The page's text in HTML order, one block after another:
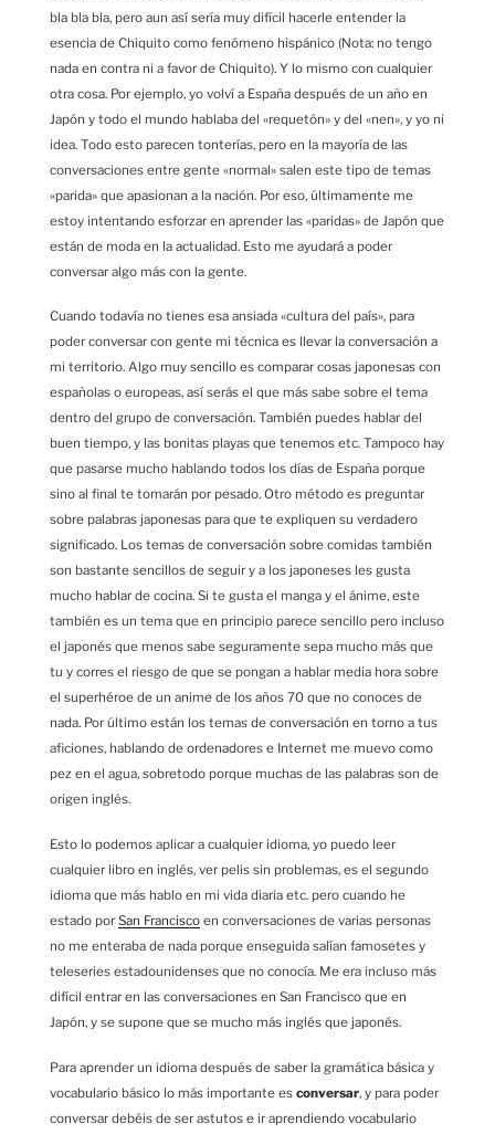
bla bla bla, pero aun así sería muy difícil hacerle entender la
esencia de Chiquito como fenómeno hispánico (Nota: no tengo
nada en contra ni a favor de Chiquito). Y lo mismo con cualquier
otra cosa. Por ejemplo, yo volví a España después de un año en
Japón y todo el mundo hablaba del «requetón» y del «nen», y yo ni
idea. Todo esto parecen tonterías, pero en la mayoría de las
conversaciones entre gente «normal» salen este tipo de temas
«parida» que apasionan a la nación. Por eso, últimamente me
estoy intentando esforzar en aprender las «paridas» de Japón que
están de moda en la actualidad. Esto me ayudará a poder
conversar algo más con la gente.
Cuando todavía no tienes esa ansiada «cultura del país», para
poder conversar con gente mi técnica es llevar la conversación a
mi territorio. Algo muy sencillo es comparar cosas japonesas con
españolas o europeas, así serás el que más sabe sobre el tema
dentro del grupo de conversación. También puedes hablar del
buen tiempo, y las bonitas playas que tenemos etc. Tampoco hay
que pasarse mucho hablando todos los días de España porque
sino al final te tomarán por pesado. Otro método es preguntar
sobre palabras japonesas para que te expliquen su verdadero
significado. Los temas de conversación sobre comidas también
son bastante sencillos de seguir y a los japoneses les gusta
mucho hablar de cocina. Si te gusta el manga y el ánime, este
también es un tema que en principio parece sencillo pero incluso
el japonés que menos sabe seguramente sepa mucho más que
tu y corres el riesgo de que se pongan a hablar media hora sobre
el superhéroe de un anime de los años 70 que no conoces de
nada. Por último están los temas de conversación en torno a tus
aficiones, hablando de ordenadores e Internet me muevo como
pez en el agua, sobretodo porque muchas de las palabras son de
origen inglés.
Esto lo podemos aplicar a cualquier idioma, yo puedo leer
cualquier libro en inglés, ver pelis sin problemas, es el segundo
idioma que más hablo en mi vida diaria etc. pero cuando he
estado porSan Francisco en conversaciones de varias personas
no me enteraba de nada porque enseguida salían famosetes y
teleseries estadounidenses que no conocía. Me era incluso más
difícil entrar en las conversaciones en San Francisco que en
Japón, y se supone que se mucho más inglés que japonés.
Para aprender un idioma después de saber la gramática básica y
vocabulario básico lo más importante es conversar, y para poder
conversar debéis de ser astutos e ir aprendiendo vocabulario